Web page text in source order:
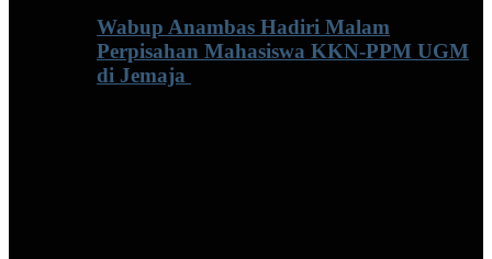
Wabup Anambas Hadiri Malam
Perpisahan Mahasiswa KKN-PPM UGM
di Jemaja ‎